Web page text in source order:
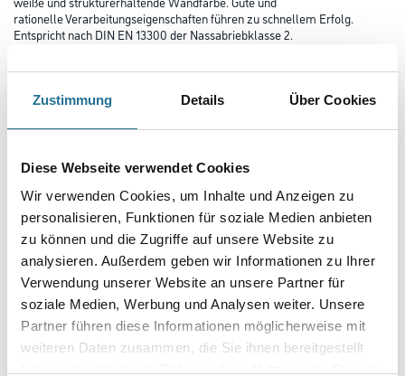
Zustimmung Details Über Cookies
Diese Webseite verwendet Cookies
Wir verwenden Cookies, um Inhalte und Anzeigen zu
personalisieren, Funktionen für soziale Medien anbieten
zu können und die Zugriffe auf unsere Website zu
analysieren. Außerdem geben wir Informationen zu Ihrer
Verwendung unserer Website an unsere Partner für
soziale Medien, Werbung und Analysen weiter. Unsere
Partner führen diese Informationen möglicherweise mit
weiteren Daten zusammen, die Sie ihnen bereitgestellt
rationelle Verarbeitungseigenschaften führen zu schnellem Erfolg.
Entspricht nach DIN EN 13300 der Nassabriebklasse 2.
Farbtonbezeichnung
Umrechnungsfaktoren
Zur Farbauswahl für Ihren Wunschfarbton